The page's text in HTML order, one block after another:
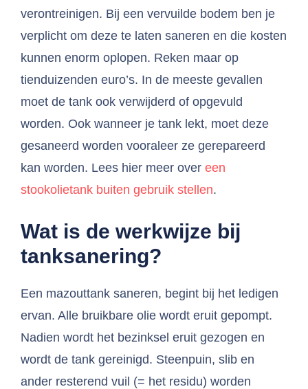
verontreinigen. Bij een vervuilde bodem ben je
verplicht om deze te laten saneren en die kosten
kunnen enorm oplopen. Reken maar op
tienduizenden euro’s. In de meeste gevallen
moet de tank ook verwijderd of opgevuld
worden. Ook wanneer je tank lekt, moet deze
gesaneerd worden vooraleer ze gerepareerd
kan worden. Lees hier meer over een
stookolietank buiten gebruik stellen.
Wat is de werkwijze bij
tanksanering?
Een mazouttank saneren, begint bij het ledigen
ervan. Alle bruikbare olie wordt eruit gepompt.
Nadien wordt het bezinksel eruit gezogen en
wordt de tank gereinigd. Steenpuin, slib en
ander resterend vuil (= het residu) worden